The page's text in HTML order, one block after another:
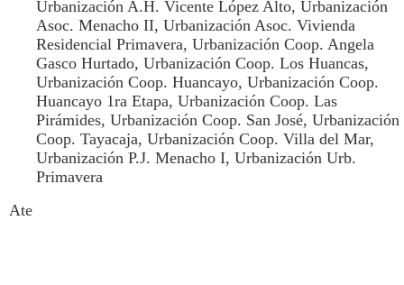
Urbanización A.H. Vicente López Alto, Urbanización
Asoc. Menacho II, Urbanización Asoc. Vivienda
Residencial Primavera, Urbanización Coop. Angela
Gasco Hurtado, Urbanización Coop. Los Huancas,
Urbanización Coop. Huancayo, Urbanización Coop.
Huancayo 1ra Etapa, Urbanización Coop. Las
Pirámides, Urbanización Coop. San José, Urbanización
Coop. Tayacaja, Urbanización Coop. Villa del Mar,
Urbanización P.J. Menacho I, Urbanización Urb.
Primavera
Ate